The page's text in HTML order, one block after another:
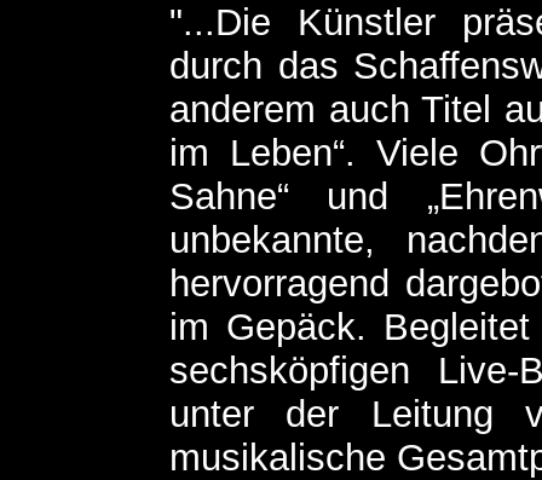
"...Die Künstler
durch das
anderem auch Titel
im Leben“. Viele
Sahne“ und
unbekannte,
hervorragend
im Gepäck.
sechsköpfigen
unter der Leitung
musikalische